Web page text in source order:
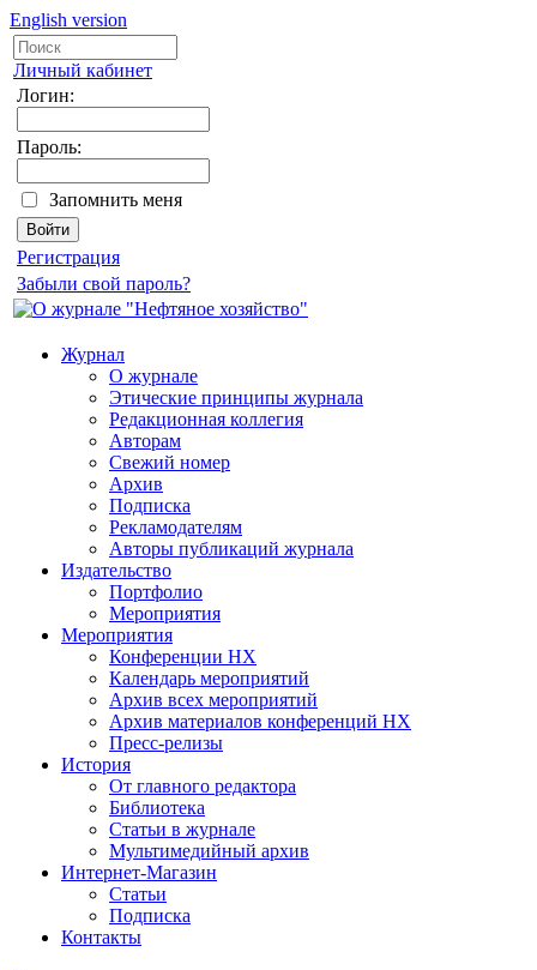
English version
Личный кабинет
Логин:
Пароль:
Запомнить меня
Регистрация
Забыли свой пароль?
Журнал
О журнале
Этические принципы журнала
Редакционная коллегия
Авторам
Свежий номер
Архив
Подписка
Рекламодателям
Авторы публикаций журнала
Издательство
Портфолио
Мероприятия
Мероприятия
Конференции НХ
Календарь мероприятий
Архив всех мероприятий
Архив материалов конференций НХ
Пресс-релизы
История
От главного редактора
Библиотека
Статьи в журнале
Мультимедийный архив
Интернет-Магазин
Статьи
Подписка
Контакты